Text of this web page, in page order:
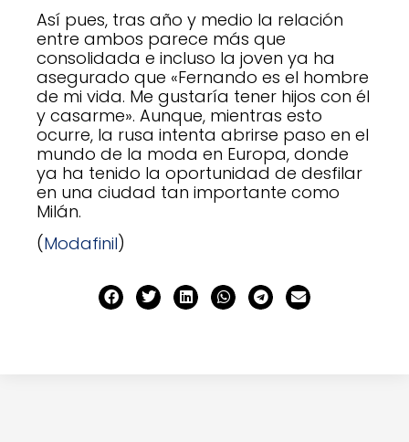
Así pues, tras año y medio la relación
entre ambos parece más que
consolidada e incluso la joven ya ha
asegurado que «Fernando es el hombre
de mi vida. Me gustaría tener hijos con él
y casarme». Aunque, mientras esto
ocurre, la rusa intenta abrirse paso en el
mundo de la moda en Europa, donde
ya ha tenido la oportunidad de desfilar
en una ciudad tan importante como
Milán.
(Modafinil)